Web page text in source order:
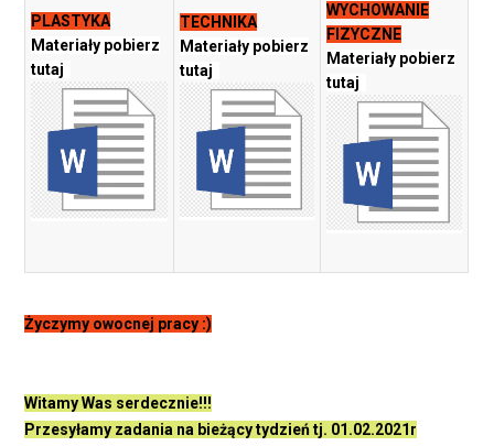
PLASTYKA
Materiały pobierz
tutaj
TECHNIKA
Materiały pobierz
tutaj
WYCHOWANIE
FIZYCZNE
Materiały pobierz
tutaj
Życzymy owocnej pracy :)
Witamy Was serdecznie!!!
Przesyłamy zadania na bieżący tydzień tj. 01.02.2021r